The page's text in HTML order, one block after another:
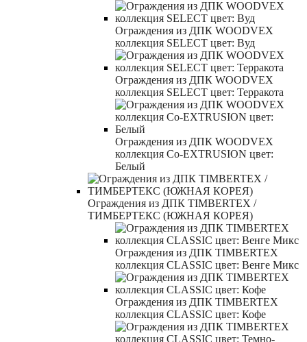
Ограждения из ДПК WOODVEX
коллекция SELECT цвет: Вуд
Ограждения из ДПК WOODVEX
коллекция SELECT цвет: Терракота
Ограждения из ДПК WOODVEX
коллекция Co-EXTRUSION цвет:
Белый
Ограждения из ДПК TIMBERTEX /
ТИМБЕРТЕКС (ЮЖНАЯ КОРЕЯ)
Ограждения из ДПК TIMBERTEX
коллекция CLASSIC цвет: Венге Микс
Ограждения из ДПК TIMBERTEX
коллекция CLASSIC цвет: Кофе